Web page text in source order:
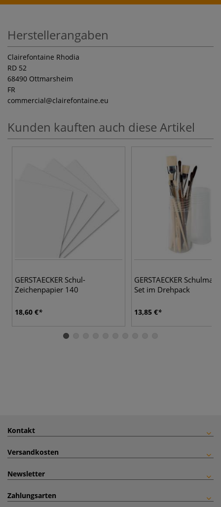
Herstellerangaben
Clairefontaine Rhodia
RD 52
68490 Ottmarsheim
FR
commercial@clairefontaine.eu
Kunden kauften auch diese Artikel
GERSTAECKER Schul-
Zeichenpapier 140
18,60 €
GERSTAECKER
Set im Drehpack
13,85 €
Kontakt
Versandkosten
Newsletter
Zahlungsarten